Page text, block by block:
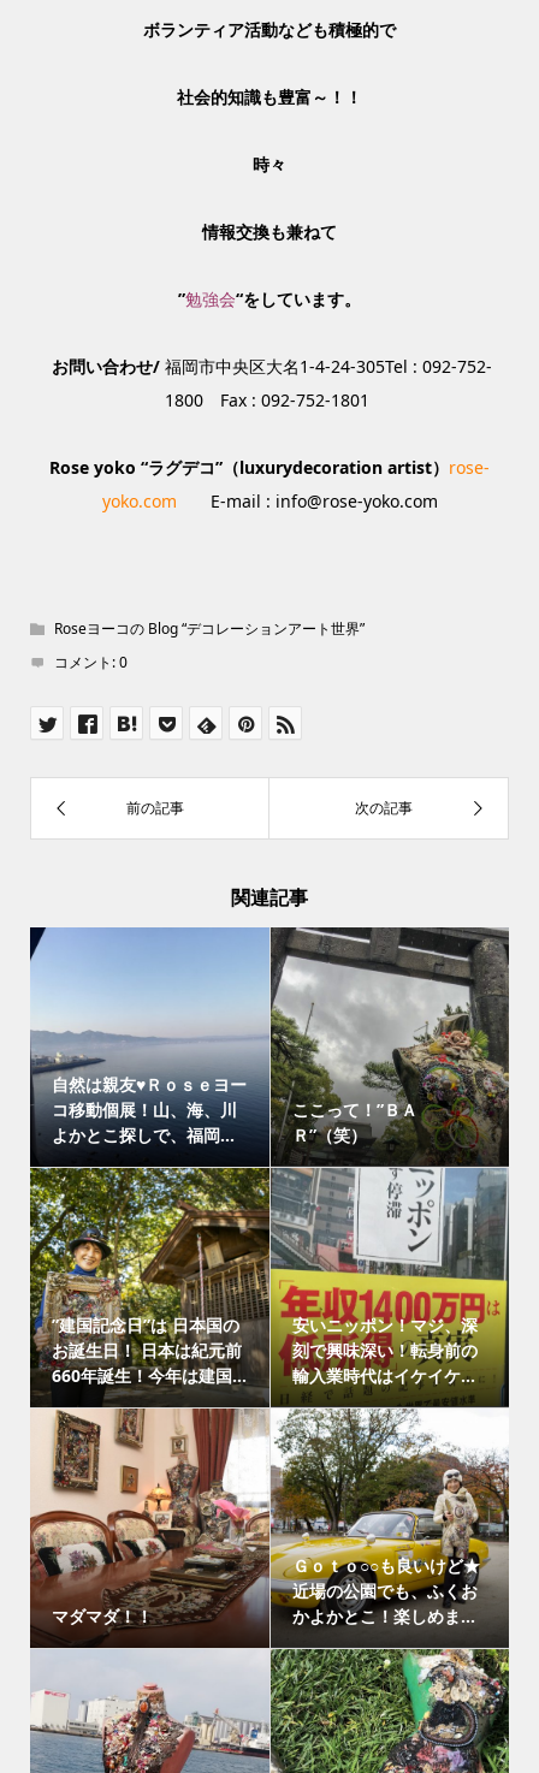
ボランティア活動なども積極的で
社会的知識も豊富～！！
時々
情報交換も兼ねて
”勉強会“をしています。
お問い合わせ/ 福岡市中央区大名1-4-24-305Tel : 092-752-
1800 Fax : 092-752-1801
Rose yoko “ラグデコ”（luxurydecoration artist） rose-
yoko.com E-mail : info@rose-yoko.com
Roseヨーコの Blog “デコレーションアート世界”
コメント:0
関連記事
自然は親友♥Ｒｏｓｅヨー
コ移動個展！山、海、川
よかとこ探しで、福岡...
ここって！”ＢＡ
Ｒ”（笑）
”建国記念日”は 日本国の
お誕生日！ 日本は紀元前
660年誕生！今年は建国...
安いニッポン！マジ、深
刻で興味深い！転身前の
輸入業時代はイケイケ...
マダマダ！！
Ｇｏｔｏ○○も良いけど★
近場の公園でも、ふくお
かよかとこ！楽しめま...